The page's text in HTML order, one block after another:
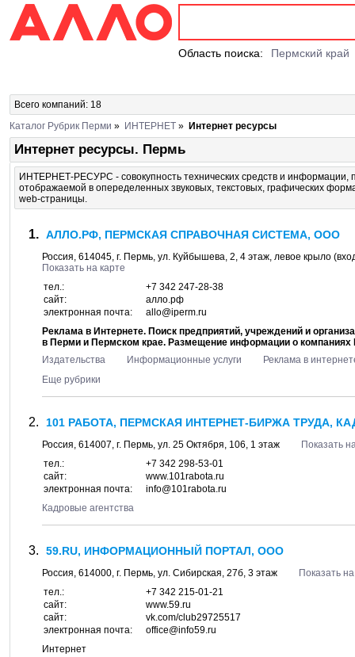
Область поиска: Пермский край
Всего компаний: 18
Каталог Рубрик Перми » ИНТЕРНЕТ » Интернет ресурсы
Интернет ресурсы. Пермь
ИНТЕРНЕТ-РЕСУРС - совокупность технических средств и информации,
отображаемой в опеределенных звуковых, текстовых, графических
web-страницы.
АЛЛО.РФ, ПЕРМСКАЯ СПРАВОЧНАЯ СИСТЕМА, ООО
Россия, 614045, г. Пермь, ул. Куйбышева, 2, 4 этаж, левое крыло
Показать на карте
тел.:
+7 342 247-28-38
сайт:
алло.рф
электронная почта:
allo@iperm.ru
Реклама в Интернете. Поиск предприятий, учреждений и
в Перми и Пермском крае. Размещение информации о компаниях
Издательства
Информационные услуги
Реклама в
Еще рубрики
101 РАБОТА, ПЕРМСКАЯ ИНТЕРНЕТ-БИРЖА ТРУДА,
Россия, 614007, г. Пермь, ул. 25 Октября, 106, 1 этаж
Показать
тел.:
+7 342 298-53-01
сайт:
www.101rabota.ru
электронная почта:
info@101rabota.ru
Кадровые агентства
59.RU, ИНФОРМАЦИОННЫЙ ПОРТАЛ, ООО
Россия, 614000, г. Пермь, ул. Сибирская, 27б, 3 этаж
Показать
тел.:
+7 342 215-01-21
сайт:
www.59.ru
сайт:
vk.com/club29725517
электронная почта:
office@info59.ru
Интернет